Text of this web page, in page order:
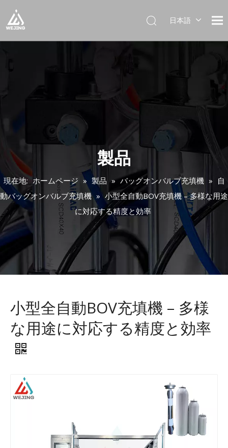
日本語
Pусский
Português
Italiano
한국어
製品
現在地: ホームページ » 製品 » バッグオンバルブ充填機 » 自
動バッグオンバルブ充填機 » 小型全自動BOV充填機 – 多様な用途
に対応する精度と効率
小型全自動BOV充填機 – 多様
な用途に対応する精度と効率